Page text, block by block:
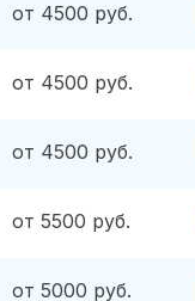
от 4500 руб.
от 4500 руб.
от 4500 руб.
от 5500 руб.
от 5000 руб.